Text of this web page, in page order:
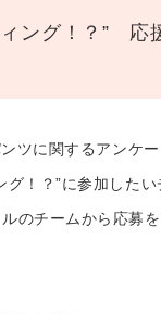
プレゼント
メールニ
ング！？” 応
ツに関するアンケ
！？”に参加したい
のチームから応募